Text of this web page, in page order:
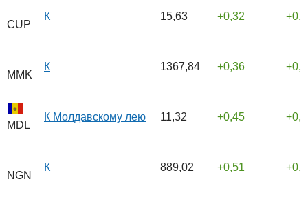
CUP
К 15,63 0,32
MMK
К 1367,84 0,36
MDL
К Молдавскому лею 11,32 0,45
NGN
К 889,02 0,51